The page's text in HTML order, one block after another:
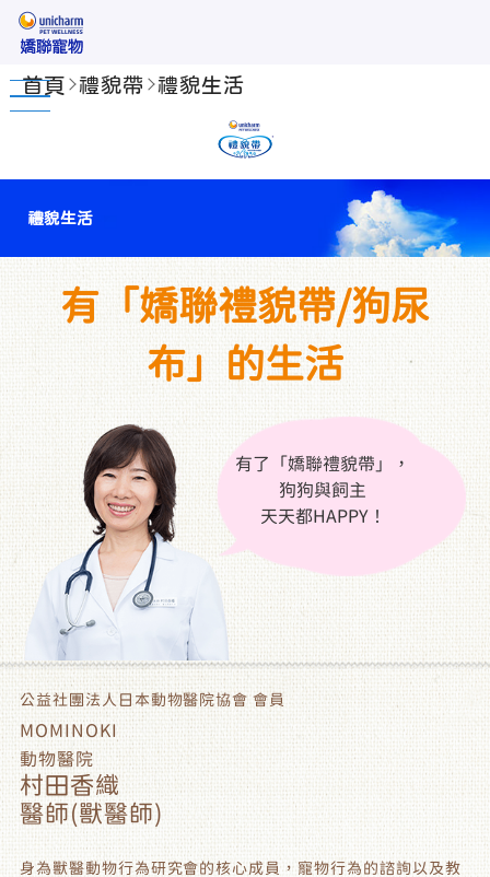
首頁 禮貌帶 禮貌生活
禮貌生活
有「嬌聯禮貌帶/狗尿
布」的生活
有了「嬌聯禮貌帶」，
狗狗與飼主
天天都HAPPY！
公益社團法人 日本動物醫院協會 會員
MOMINOKI
動物醫院
村田香織
醫師(獸醫師)
身為獸醫動物行為研究會的核心成員，寵物行為的諮詢以及教